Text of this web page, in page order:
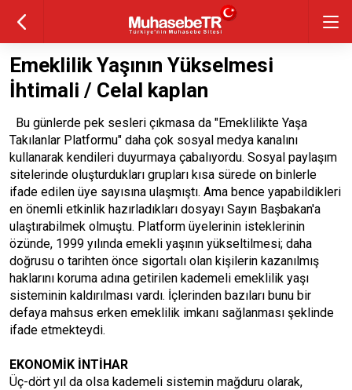
Emeklilik Yaşının Yükselmesi
İhtimali / Celal kaplan
Bu günlerde pek sesleri çıkmasa da "Emeklilikte Yaşa
Takılanlar Platformu" daha çok sosyal medya kanalını
kullanarak kendileri duyurmaya çabalıyordu. Sosyal paylaşım
sitelerinde oluşturdukları grupları kısa sürede on binlerle
ifade edilen üye sayısına ulaşmıştı. Ama bence yapabildikleri
en önemli etkinlik hazırladıkları dosyayı Sayın Başbakan'a
ulaştırabilmek olmuştu. Platform üyelerinin isteklerinin
özünde, 1999 yılında emekli yaşının yükseltilmesi; daha
doğrusu o tarihten önce sigortalı olan kişilerin kazanılmış
haklarını koruma adına getirilen kademeli emeklilik yaşı
sisteminin kaldırılması vardı. İçlerinden bazıları bunu bir
defaya mahsus erken emeklilik imkanı sağlanması şeklinde
ifade etmekteydi.
EKONOMİK İNTİHAR
Üç-dört yıl da olsa kademeli sistemin mağduru olarak,